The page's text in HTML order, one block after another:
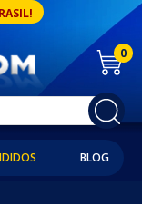
0
BLOG